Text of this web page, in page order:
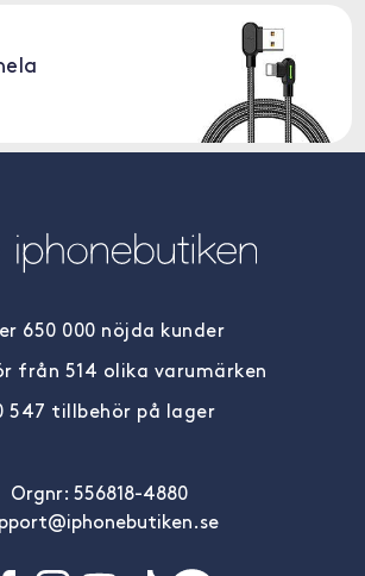
650 000 nöjda kunder
från 514 olika varumärken
547 tillbehör på lager
Orgnr: 556818-4880